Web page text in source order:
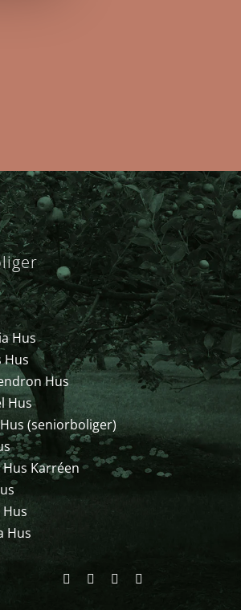
Hus
Hus
Hus
Hus
(seniorboliger)
Karréen
Hus
Hus